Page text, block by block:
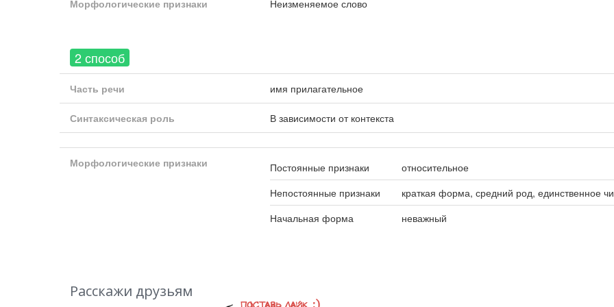
Морфологические признаки Неизменяемое слово
2 способ
Часть речи имя прилагательное
Синтаксическая роль В зависимости от контекста
Морфологические признаки Постоянные признаки
относительное
Непостоянные признаки
краткая форма, средний род, единственное
Начальная форма
неважный
Расскажи друзьям